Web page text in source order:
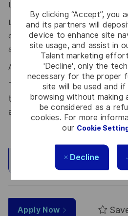
By clicking “Accept”, you
and its partners will
device to enhance site
site usage, and assist in
Talent marketing
'Decline', only the
necessary for the proper
site will be used and
browsing without making
be considered as a
cookies. For more
our Cookie
Decline
La maîtrise de l'Anglais est
La communication claire, le
d’initiative, la capacité à fédérer
atouts que l’on vous reconnaît ?
Alors ce poste est fait pour vous !
Thales, entreprise Handi-
tous les talents. La diversité
atout. Postulez et rejoignez
Explore Location
Apply Now